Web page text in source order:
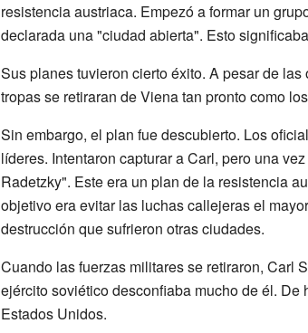
resistencia austriaca. Empezó a formar un
declarada una "ciudad abierta". Esto
Sus planes tuvieron cierto éxito. A pesar de
tropas se retiraran de Viena tan pronto como
Sin embargo, el plan fue descubierto. Los
líderes. Intentaron capturar a Carl, pero una
Radetzky". Este era un plan de la resistencia
objetivo era evitar las luchas callejeras el
destrucción que sufrieron otras ciudades.
Cuando las fuerzas militares se retiraron, Carl
ejército soviético desconfiaba mucho de él.
Estados Unidos.